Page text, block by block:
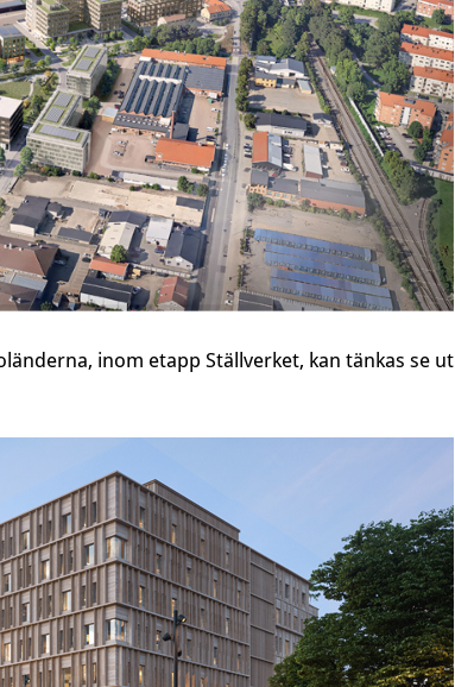
inom etapp Ställverket, kan tänkas se ut